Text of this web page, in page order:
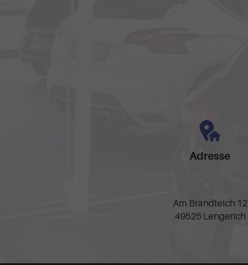
Adresse
Am Brandteich 12
49525 Lengerich